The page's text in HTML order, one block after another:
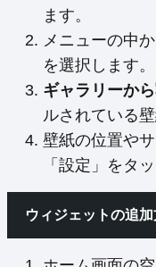
ます。
メニューの中
を選択します。
ギャラリーか
ルされている
壁紙の位置や
「設定」をタ
ウィジェットの追